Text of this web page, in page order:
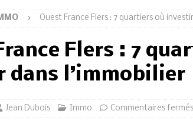
Ouest France Flers : 7 quartiers où
Flers : 7
dans l’immobilier
Jean Dubois Immo Commentaires fermés